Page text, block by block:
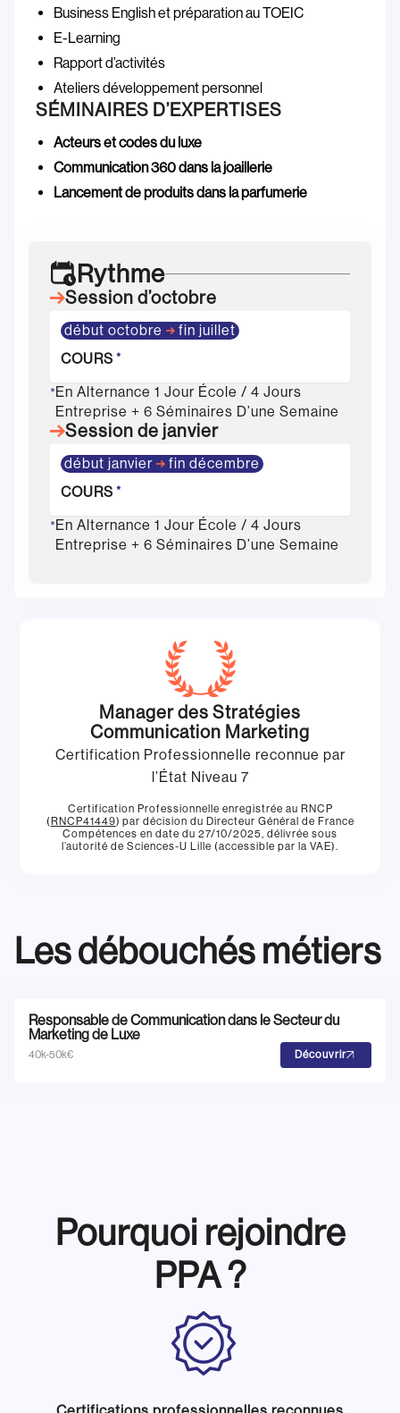
Business English et préparation au TOEIC
E-Learning
Rapport d’activités
Ateliers développement personnel
SÉMINAIRES D’EXPERTISES
Acteurs et codes du luxe
Communication 360 dans la joaillerie
Lancement de produits dans la parfumerie
Rythme
Session d’octobre
début octobre
fin juillet
COURS *
*En Alternance 1 Jour École / 4 Jours
Entreprise + 6 Séminaires D’une Semaine
Session de janvier
début janvier
fin décembre
COURS *
*En Alternance 1 Jour École / 4 Jours
Entreprise + 6 Séminaires D’une Semaine
Manager des Stratégies
Communication Marketing
Certification Professionnelle reconnue par
l’État Niveau 7
Certification Professionnelle enregistrée au RNCP
(RNCP41449) par décision du Directeur Général de France
Compétences en date du 27/10/2025, délivrée sous
l’autorité de Sciences-U Lille (accessible par la VAE).
Les débouchés métiers
Responsable de Communication dans le Secteur du
Marketing de Luxe
40k-50k€ Découvrir
Pourquoi rejoindre
PPA ?